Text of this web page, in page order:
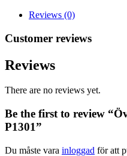
Reviews (0)
Customer reviews
Reviews
There are no reviews yet.
Be the first to review
P1301”
Du måste vara inloggad för att